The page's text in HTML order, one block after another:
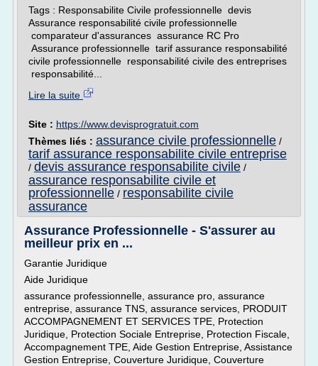
Tags : Responsabilite Civile professionnelle devis
Assurance responsabilité civile professionnelle
comparateur d'assurances assurance RC Pro
Assurance professionnelle tarif assurance responsabilité
civile professionnelle responsabilité civile des entreprises
responsabilité...
Lire la suite
Site : https://www.devisprogratuit.com
Thèmes liés : assurance civile professionnelle /
tarif assurance responsabilite civile entreprise
/ devis assurance responsabilite civile /
assurance responsabilite civile et
professionnelle / responsabilite civile
assurance
Assurance Professionnelle - S'assurer au
meilleur prix en ...
Garantie Juridique
Aide Juridique
assurance professionnelle, assurance pro, assurance
entreprise, assurance TNS, assurance services, PRODUIT
ACCOMPAGNEMENT ET SERVICES TPE, Protection
Juridique, Protection Sociale Entreprise, Protection Fiscale,
Accompagnement TPE, Aide Gestion Entreprise, Assistance
Gestion Entreprise, Couverture Juridique, Couverture